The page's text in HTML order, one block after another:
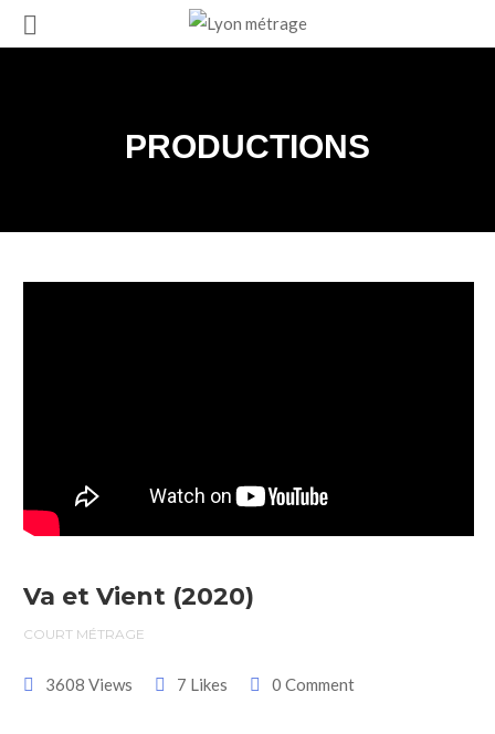
PRODUCTIONS
Va et Vient (2020)
COURT MÉTRAGE
3608 Views 7 Likes 0 Comment